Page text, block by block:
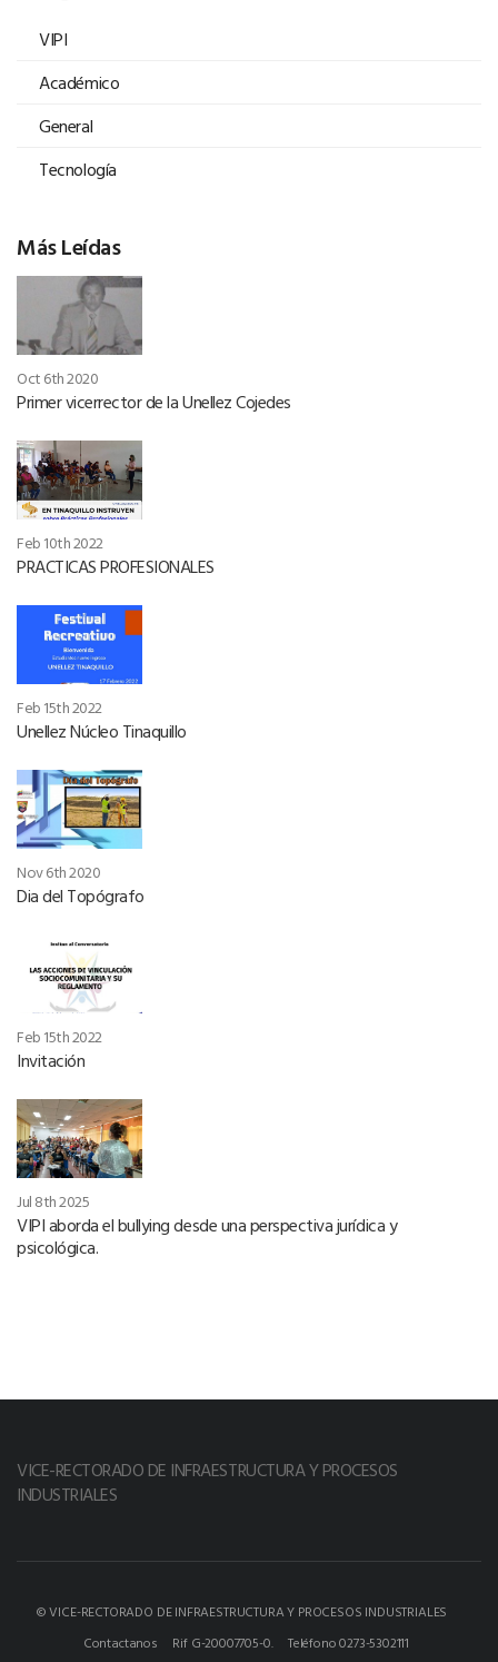
VIPI
Académico
General
Tecnología
Más Leídas
Oct 6th 2020
Primer vicerrector de la Unellez Cojedes
Feb 10th 2022
PRACTICAS PROFESIONALES
Feb 15th 2022
Unellez Núcleo Tinaquillo
Nov 6th 2020
Dia del Topógrafo
Feb 15th 2022
Invitación
Jul 8th 2025
VIPI aborda el bullying desde una perspectiva jurídica y
psicológica.
VICE-RECTORADO DE INFRAESTRUCTURA Y PROCESOS
INDUSTRIALES
© VICE-RECTORADO DE INFRAESTRUCTURA Y PROCESOS INDUSTRIALES
Contactanos
Rif G-20007705-0.
Teléfono 0273-5302111